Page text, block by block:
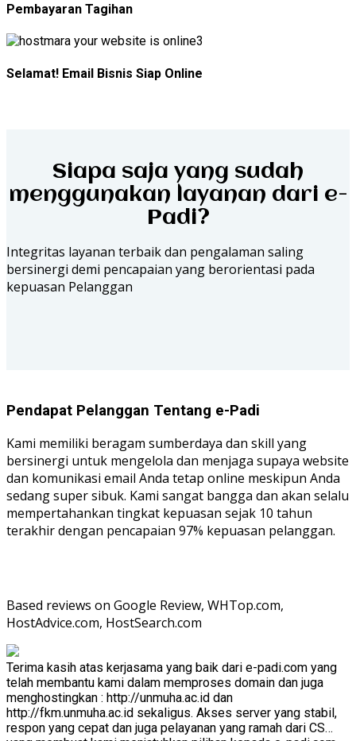
Pembayaran Tagihan
3
Selamat! Email Bisnis Siap Online
Siapa saja yang sudah
menggunakan layanan dari e-
Padi?
Integritas layanan terbaik dan pengalaman saling
bersinergi demi pencapaian yang berorientasi pada
kepuasan Pelanggan
Pendapat Pelanggan Tentang e-Padi
Kami memiliki beragam sumberdaya dan skill yang
bersinergi untuk mengelola dan menjaga supaya website
dan komunikasi email Anda tetap online meskipun Anda
sedang super sibuk. Kami sangat bangga dan akan selalu
mempertahankan tingkat kepuasan sejak 10 tahun
terakhir dengan pencapaian 97% kepuasan pelanggan.
Based reviews on Google Review, WHTop.com,
HostAdvice.com, HostSearch.com
Terima kasih atas kerjasama yang baik dari e-padi.com yang
telah membantu kami dalam memproses domain dan juga
menghostingkan : http://unmuha.ac.id dan
http://fkm.unmuha.ac.id sekaligus. Akses server yang stabil,
respon yang cepat dan juga pelayanan yang ramah dari CS…